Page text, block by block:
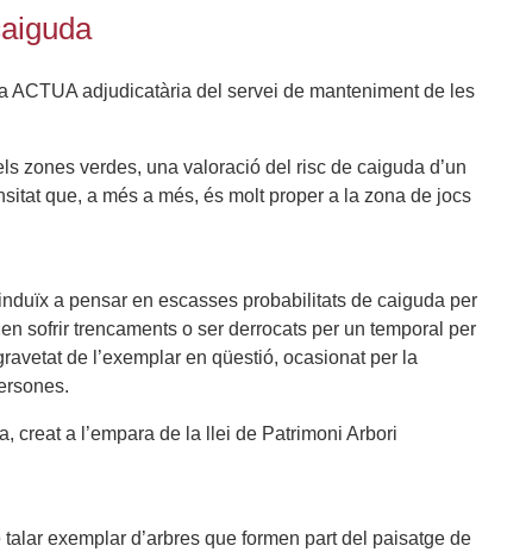
ACTUA adjudicatària del servei de manteniment de les
zones verdes, una valoració del risc de caiguda d’un
que, a més a més, és molt proper a la zona de jocs
a pensar en escasses probabilitats de caiguda per
sofrir trencaments o ser derrocats per un temporal per
de l’exemplar en qüestió, ocasionat per la
creat a l’empara de la llei de Patrimoni Arbori
exemplar d’arbres que formen part del paisatge de